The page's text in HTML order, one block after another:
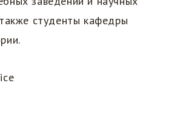
студенты кафедры